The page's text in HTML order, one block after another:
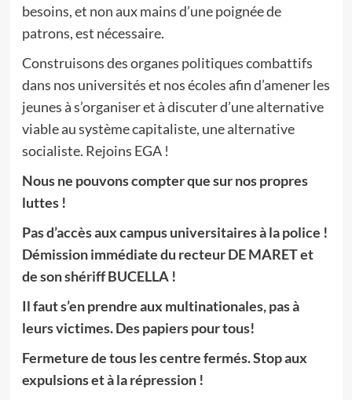
besoins, et non aux mains d’une poignée de
patrons, est nécessaire.
Construisons des organes politiques combattifs
dans nos universités et nos écoles afin d’amener les
jeunes à s’organiser et à discuter d’une alternative
viable au système capitaliste, une alternative
socialiste. Rejoins EGA !
Nous ne pouvons compter que sur nos propres
luttes !
Pas d’accès aux campus universitaires à la police !
Démission immédiate du recteur DE MARET et
de son shériff BUCELLA !
Il faut s’en prendre aux multinationales, pas à
leurs victimes. Des papiers pour tous!
Fermeture de tous les centre fermés. Stop aux
expulsions et à la répression !